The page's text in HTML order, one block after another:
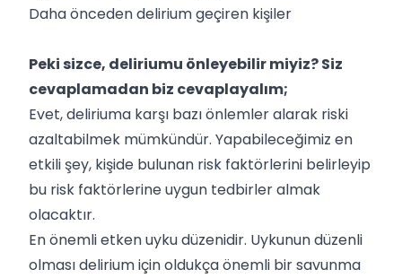
Daha önceden delirium geçiren kişiler
Peki sizce, deliriumu önleyebilir miyiz? Siz
cevaplamadan biz cevaplayalım;
Evet, deliriuma karşı bazı önlemler alarak riski
azaltabilmek mümkündür. Yapabileceğimiz en
etkili şey, kişide bulunan risk faktörlerini belirleyip
bu risk faktörlerine uygun tedbirler almak
olacaktır.
En önemli etken uyku düzenidir. Uykunun düzenli
olması delirium için oldukça önemli bir savunma